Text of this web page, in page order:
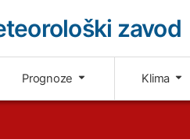
zavod
Prognoze Klima